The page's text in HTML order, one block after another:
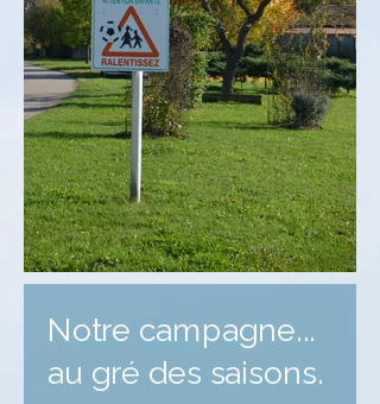
Notre campagne...
au gré des saisons.